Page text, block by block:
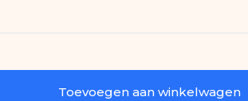
Toevoegen aan winkelwagen